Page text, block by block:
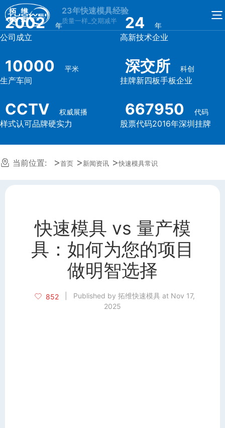
23年快速模具经验
质量一样_交期减半
2002 年
公司成立
24 年
高新技术企业
10000 平米
生产车间
深交所 科创
挂牌新四板手板企业
CCTV 权威展播
样式认可品牌硬实力
667950 代码
股票代码2016年深圳挂牌
当前位置: 首页 新闻资讯 快速模具常识
快速模具 vs 量产模
具：如何为您的项目
做明智选择
852
Published by 拓维快速模具 at Nov 17,
2025